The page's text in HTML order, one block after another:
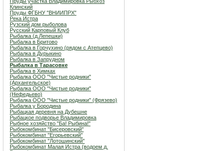
Клинский
Пруды ФГБНУ "ВНИИПРХ"
Река Истра
Рузский дом рыболова
Русский Карповый Клуб
Рыбалка (д.Лепешки)
Рыбалка в Бритово
Рыбалка в Горчухино (рядом с Атепцево)
Рыбалка в Дурыкино
Рыбалка в Запрудном
Рыбалка в Тарасовке
Рыбалка в Химках
Рыбалка ООО "Чистые родники"
(Архангельское)
Рыбалка ООО "Чистые родники"
(Нефедьево)
Рыбалка ООО "Чистые родники" (Фрязево)
Рыбалка у Бородина
Рыбацкая деревня на Дубешне
Рыбацкое подворье Владимировка
Рыбное хозяйство "Ба! Рыбина!"
Рыбокомбинат "Бисеровский"
Рыбокомбинат "Егорьевский"
Рыбокомбинат "Лотошинский"
Рыбокомбинат Малая Истра (водоем д.